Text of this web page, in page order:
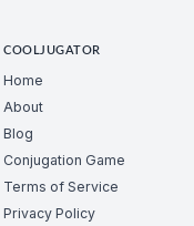
COOLJUGATOR
Home
About
Blog
Conjugation Game
Terms of Service
Privacy Policy